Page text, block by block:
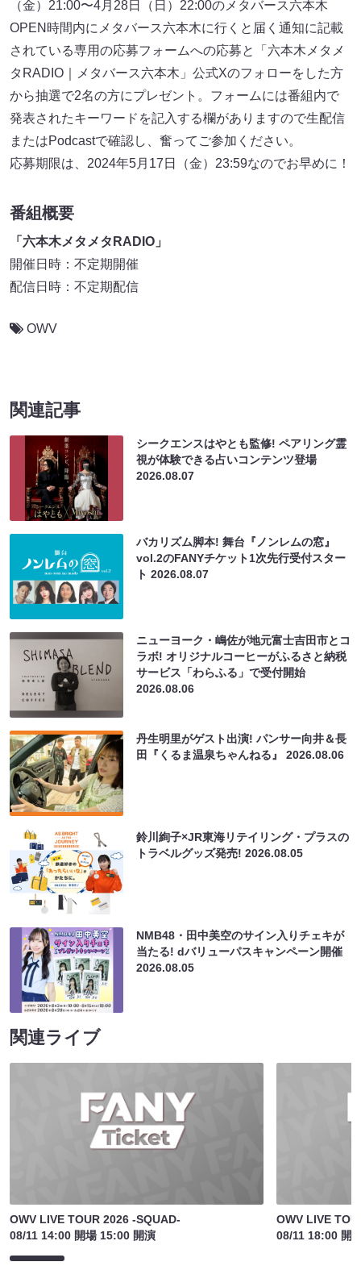
（金）21:00〜4月28日（日）22:00のメタバース六本木
OPEN時間内にメタバース六本木に行くと届く通知に記載
されている専用の応募フォームへの応募と「六本木メタメ
タRADIO｜メタバース六本木」公式Xのフォローをした方
から抽選で2名の方にプレゼント。フォームには番組内で
発表されたキーワードを記入する欄がありますので生配信
またはPodcastで確認し、奮ってご参加ください。
応募期限は、2024年5月17日（金）23:59なのでお早めに！
番組概要
「六本木メタメタRADIO」
開催日時：不定期開催
配信日時：不定期配信
OWV
関連記事
シークエンスはやとも監修! ペアリング霊
視が体験できる占いコンテンツ登場
2026.08.07
バカリズム脚本! 舞台『ノンレムの窓』
vol.2のFANYチケット1次先行受付スター
ト2026.08.07
ニューヨーク・嶋佐が地元富士吉田市とコ
ラボ! オリジナルコーヒーがふるさと納税
サービス「わらふる」で受付開始
2026.08.06
丹生明里がゲスト出演! パンサー向井＆長
田『くるま温泉ちゃんねる』2026.08.06
鈴川絢子×JR東海リテイリング・プラスの
トラベルグッズ発売!2026.08.05
NMB48・田中美空のサイン入りチェキが
当たる! dバリューパスキャンペーン開催
2026.08.05
関連ライブ
OWV LIVE TOUR 2026 -SQUAD-
08/11 14:00 開場 15:00 開演
OWV LIVE
08/11 18:00 開